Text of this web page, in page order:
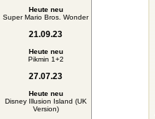
Heute neu
Super Mario Bros. Wonder
21.09.23
Heute neu
Pikmin 1+2
27.07.23
Heute neu
Disney Illusion Island (UK
Version)